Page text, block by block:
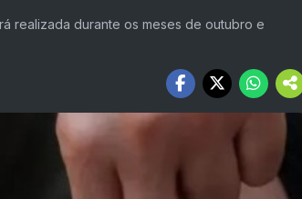
realizada durante os meses de outubro e